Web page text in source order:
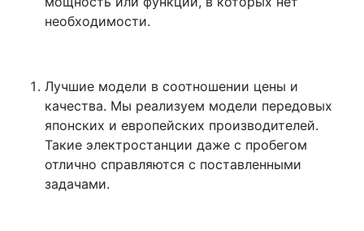
необходимости.
Лучшие модели в соотношении цены и
качества. Мы реализуем модели передовых
японских и европейских производителей.
Такие электростанции даже с пробегом
отлично справляются с поставленными
задачами.